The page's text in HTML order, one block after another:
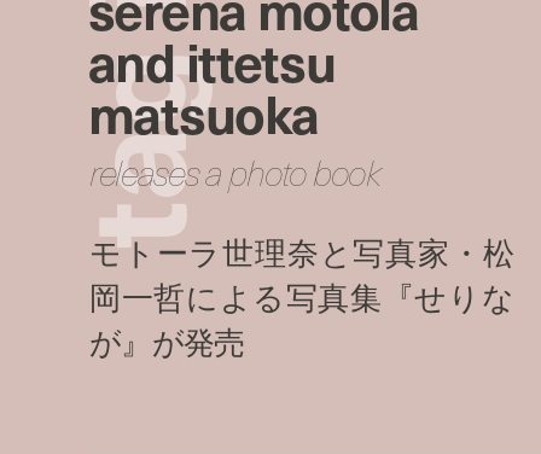
t
a
g
and ittetsu
matsuoka
releases a photo book